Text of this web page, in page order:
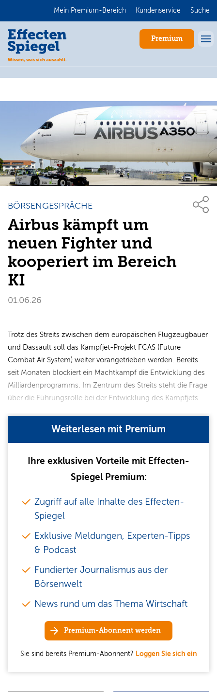
Mein Premium-Bereich Kundenservice Suche
Premium
BÖRSENGESPRÄCHE
Airbus kämpft um
neuen Fighter und
kooperiert im Bereich
KI
01.06.26
Trotz des Streits zwischen dem europäischen Flugzeugbauer
und Dassault soll das Kampfjet-Projekt FCAS (Future
Combat Air System) weiter vorangetrieben werden. Bereits
seit Monaten blockiert ein Machtkampf die Entwicklung des
Milliardenprogramms. Im Zentrum des Streits steht die Frage
über die Führungsrolle bei der Entwicklung des Kampfjets.
Weiterlesen mit Premium
Ihre exklusiven Vorteile mit Effecten-
Spiegel Premium:
Zugriff auf alle Inhalte des Effecten-
Spiegel
Exklusive Meldungen, Experten-Tipps
& Podcast
Fundierter Journalismus aus der
Börsenwelt
News rund um das Thema Wirtschaft
Premium-Abonnent werden
Sie sind bereits Premium-Abonnent? Loggen Sie sich ein
Anmelden